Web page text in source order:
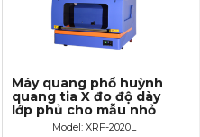
Máy quang phổ huỳnh
quang tia X đo độ dày
lớp phủ cho mẫu nhỏ
XRF-2020LModel: XRF-2020L